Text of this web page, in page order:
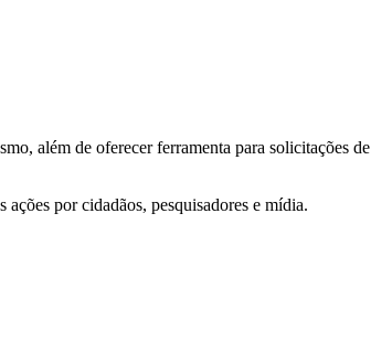
além de oferecer ferramenta para solicitações de
por cidadãos, pesquisadores e mídia.